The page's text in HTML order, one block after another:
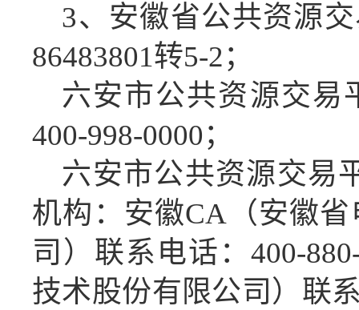
3、安徽省公共资源
86483801转5-2；
六安市公共资源交易
400-998-0000；
六安市公共资源交易
机构：安徽CA（安徽
司）联系电话：400-
技术股份有限公司）联